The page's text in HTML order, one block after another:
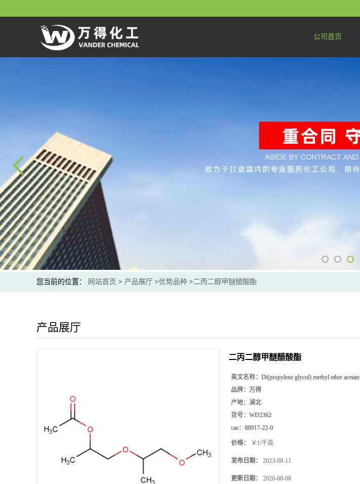
公司首页
您当前的位置： 网站首页 > 产品展厅 >优势品种 >二丙二醇甲醚醋酸酯
产品展厅
二丙二醇甲醚醋酸酯
英文名称： Di(propylene glycol) methyl ether acetate
品牌： 万得
产地： 湖北
货号： WD2362
cas： 88917-22-0
价格： ￥1/千克
发布日期： 2023-08-11
更新日期： 2026-08-08